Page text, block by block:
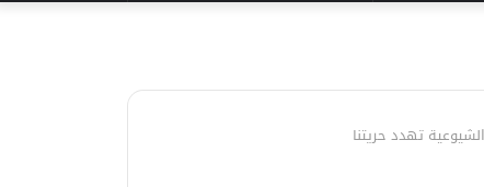
تهدد حريتنا